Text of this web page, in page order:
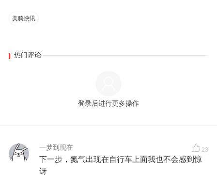
美骑快讯
热门评论
登录后进行更多操作
一梦到现在 23
下一步，氮气出现在自行车上面我也不会感到惊
讶